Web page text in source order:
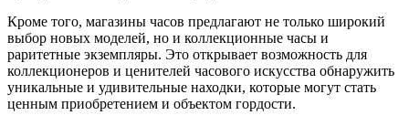
Кроме того, магазины часов предлагают не только широкий
выбор новых моделей, но и коллекционные часы и
раритетные экземпляры. Это открывает возможность для
коллекционеров и ценителей часового искусства обнаружить
уникальные и удивительные находки, которые могут стать
ценным приобретением и объектом гордости.